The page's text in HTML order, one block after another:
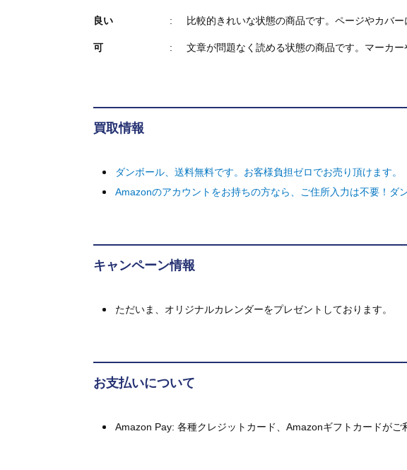
良い 比較的きれいな状態の商品です。ページやカバ
可 文章が問題なく読める状態の商品です。マーカ
買取情報
ダンボール、送料無料です。お客様負担ゼロでお売り頂けます。
Amazonのアカウントをお持ちの方なら、ご住所入力は不要！ダ
キャンペーン情報
ただいま、オリジナルカレンダーをプレゼントしております。
お支払いについて
Amazon Pay: 各種クレジットカード、Amazonギフトカードがご